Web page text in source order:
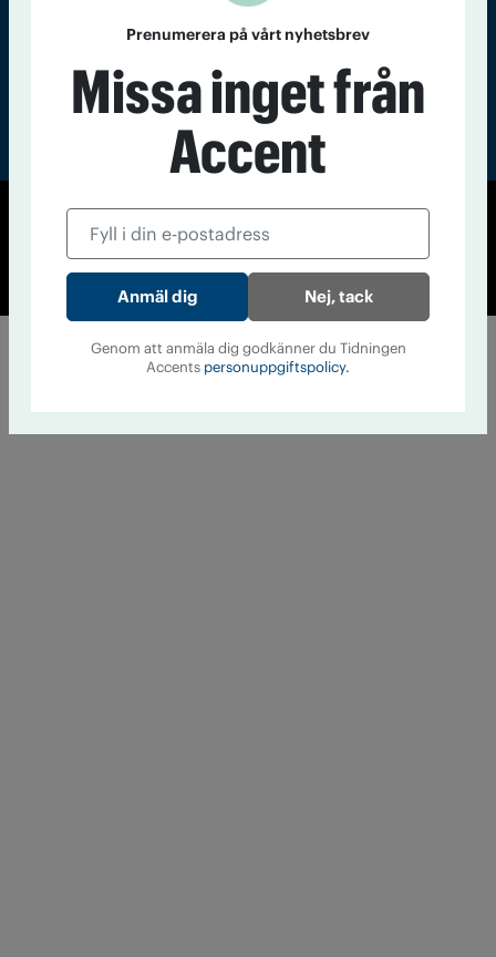
© Tidningen Accent 2026
Cookiepolicy
Personuppgiftspolicy
Prenumerera på vårt nyhetsbrev
Missa inget från
Accent
Nej, tack
Genom att anmäla dig godkänner du Tidningen
Accents personuppgiftspolicy.